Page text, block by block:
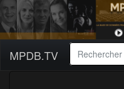
MPDB.TV